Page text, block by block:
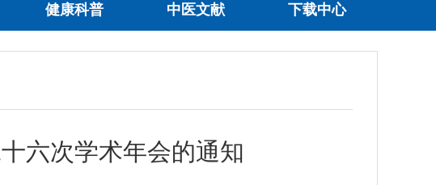
健康科普 中医文献 下载中心
六次学术年会的通知